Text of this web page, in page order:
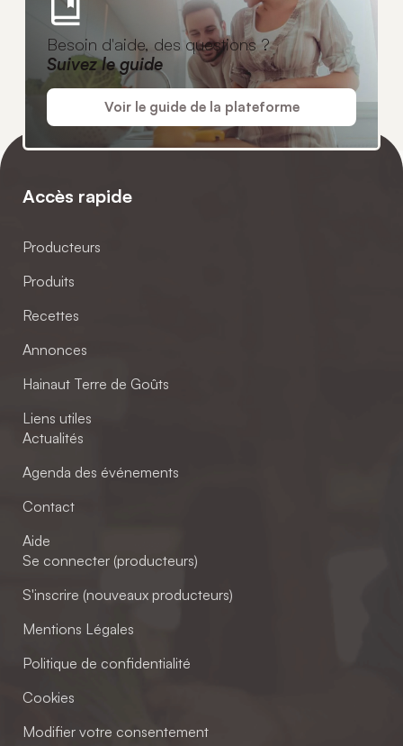
Besoin d'aide, des questions ?
Suivez le guide
Voir le guide de la plateforme
Accès rapide
Producteurs
Produits
Recettes
Annonces
Hainaut Terre de Goûts
Liens utiles
Actualités
Agenda des événements
Contact
Aide
Se connecter (producteurs)
S'inscrire (nouveaux producteurs)
Mentions Légales
Politique de confidentialité
Cookies
Modifier votre consentement